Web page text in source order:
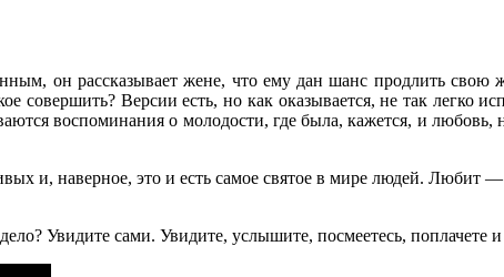
он рассказывает жене, что ему дан шанс продлить свою
совершить? Версии есть, но как оказывается, не так легко
воспоминания о молодости, где была, кажется, и любовь,
и, наверное, это и есть самое святое в мире людей. Любит
Увидите сами. Увидите, услышите, посмеетесь,